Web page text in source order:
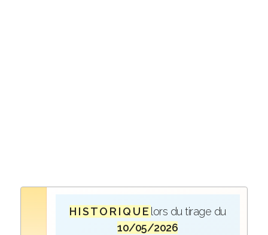
H I S T O R I Q U E lors du tirage du
10/05/2026